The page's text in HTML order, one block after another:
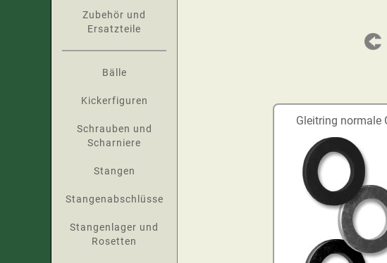
Gleitring normale
Zubehör und
Ersatzteile
Bälle
Kickerfiguren
Schrauben und
Scharniere
Stangen
Stangenabschlüsse
Stangenlager und
Rosetten